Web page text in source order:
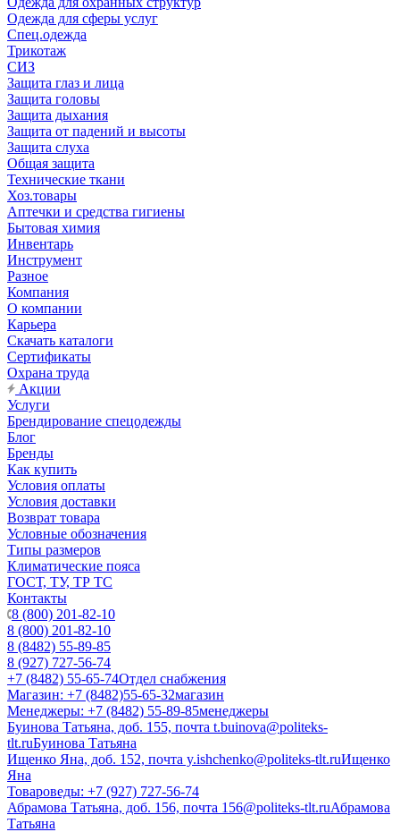
Одежда для сферы услуг
Спец.одежда
Трикотаж
СИЗ
Защита глаз и лица
Защита головы
Защита дыхания
Защита от падений и высоты
Защита слуха
Общая защита
Технические ткани
Хоз.товары
Аптечки и средства гигиены
Бытовая химия
Инвентарь
Инструмент
Разное
Компания
О компании
Карьера
Cкачать каталоги
Сертификаты
Охрана труда
Акции
Услуги
Брендирование спецодежды
Блог
Бренды
Как купить
Условия оплаты
Условия доставки
Возврат товара
Условные обозначения
Типы размеров
Климатические пояса
ГОСТ, ТУ, ТР ТС
Контакты
8 (800) 201-82-10
8 (800) 201-82-10
8 (8482) 55-89-85
8 (927) 727-56-74
+7 (8482) 55-65-74Отдел снабжения
Магазин: +7 (8482)55-65-32магазин
Менеджеры: +7 (8482) 55-89-85менеджеры
Буинова Татьяна, доб. 155, почта t.buinova@politeks-
tlt.ruБуинова Татьяна
Ищенко Яна, доб. 152, почта y.ishchenko@politeks-tlt.ruИщенко
Яна
Товароведы: +7 (927) 727-56-74
Абрамова Татьяна, доб. 156, почта 156@politeks-tlt.ruАбрамова
Татьяна